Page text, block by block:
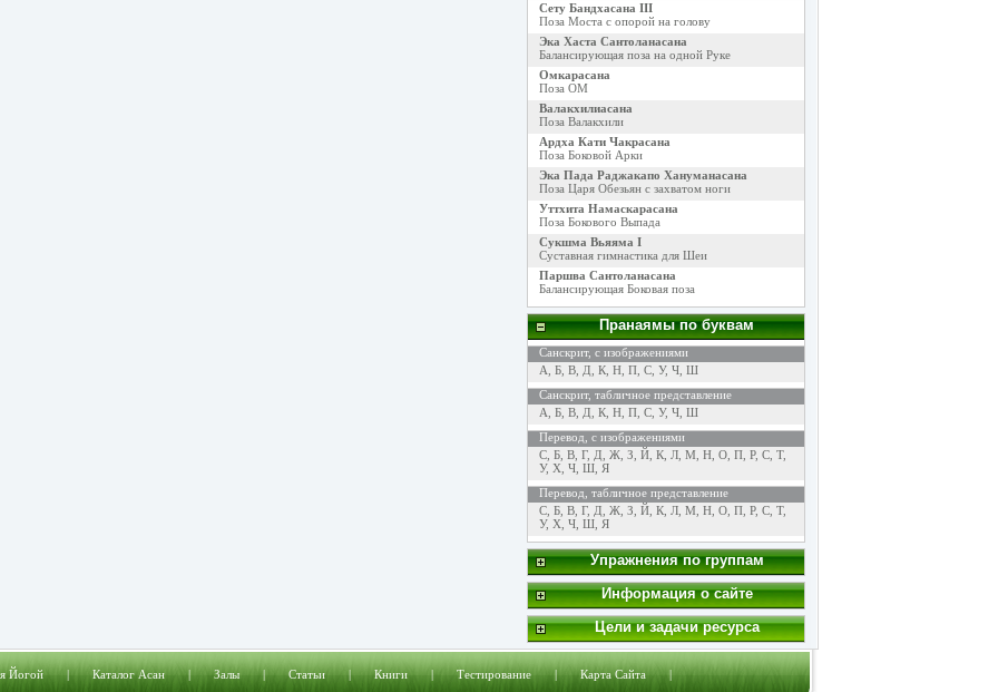
Сету Бандхасана III
Поза Моста с опорой на голову
Эка Хаста Сантоланасана
Балансирующая поза на одной Руке
Омкарасана
Поза ОМ
Валакхилиасана
Поза Валакхили
Ардха Кати Чакрасана
Поза Боковой Арки
Эка Пада Раджакапо Хануманасана
Поза Царя Обезьян с захватом ноги
Уттхита Намаскарасана
Поза Бокового Выпада
Сукшма Вьяяма I
Суставная гимнастика для Шеи
Паршва Сантоланасана
Балансирующая Боковая поза
Пранаямы по буквам
Санскрит, с изображениями
А Б, В, Д К, Н, П, С, У, Ч, Ш
Санскрит, табличное представление
А Б, В, Д К, Н, П, С, У, Ч, Ш
Перевод, с изображениями
C, Б, В, Г, Д Ж, З Й, К, Л, М Н, О, П, Р, С, Т,
У, Х Ч, Ш, Я
Перевод, табличное представление
C, Б, В, Г, Д Ж, З Й, К, Л, М Н, О, П, Р, С, Т,
У, Х Ч, Ш, Я
Упражнения по группам
Информация о сайте
Цели и задачи ресурса
Йогой|Каталог Асан|Залы|Статьи|Книги|Тестирование|Карта Сайта|